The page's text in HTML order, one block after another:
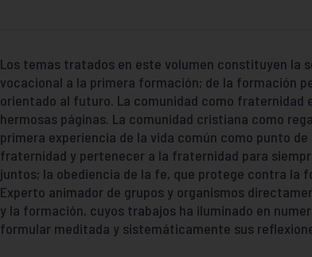
Los temas tratados en este volumen constituyen la
vocacional a la primera formación; de la formación
orientado al futuro. La comunidad como fraternidad
hermosas páginas. La comunidad cristiana como
primera experiencia de la vida común como punto de
fraternidad y pertenecer a la fraternidad para
juntos; la obediencia de la fe, que protege contra la
Experto animador de grupos y organismos
y la formación, cuyos trabajos ha iluminado en
formular meditada y sistemáticamente sus